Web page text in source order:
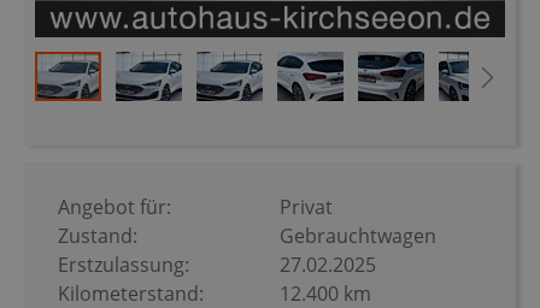
Bildergalerie
springen
Angebot für:
Privat
Zustand:
Gebrauchtwagen
Erstzulassung:
27.02.2025
Kilometerstand:
12.400 km